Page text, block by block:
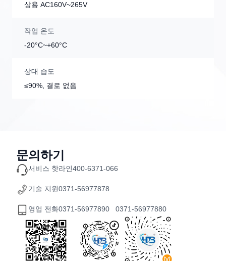
상용 AC160V~265V
작업 온도
-20°C~+60°C
상대 습도
≤90%, 결로 없음
문의하기
서비스 핫라인400-6371-066
기술 지원0371-56977878
영업 전화0371-56977890 0371-56977880